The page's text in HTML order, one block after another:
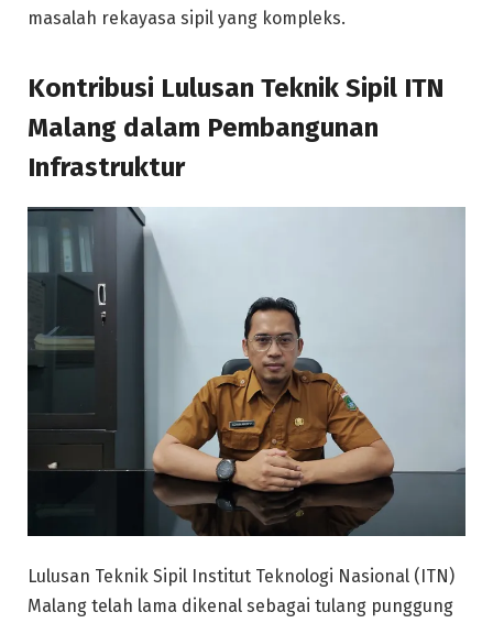
masalah rekayasa sipil yang kompleks.
Kontribusi Lulusan Teknik Sipil ITN
Malang dalam Pembangunan
Infrastruktur
Lulusan Teknik Sipil Institut Teknologi Nasional (ITN)
Malang telah lama dikenal sebagai tulang punggung